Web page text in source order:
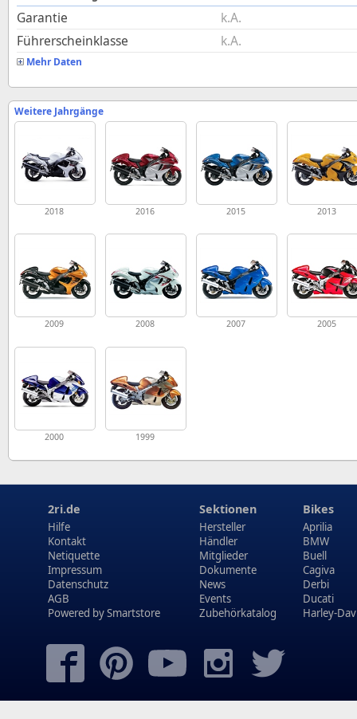
Garantie
k.A.
Führerscheinklasse
k.A.
Mehr Daten
Weitere Jahrgänge
2018 2016 2015 2013
2009 2008 2007 2005
2000 1999
2ri.de
Hilfe
Kontakt
Netiquette
Impressum
Datenschutz
AGB
Powered bySmartstore
Sektionen
Hersteller
Händler
Mitglieder
Dokumente
News
Events
Zubehörkatalog
Bikes
Aprilia
BMW
Buell
Cagiva
Derbi
Ducati
Harley-